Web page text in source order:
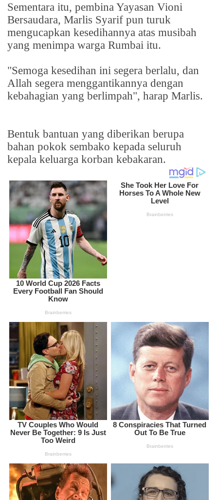
Sementara itu, pembina Yayasan Vioni
Bersaudara, Marlis Syarif pun turuk
mengucapkan kesedihannya atas musibah
yang menimpa warga Rumbai itu.
"Semoga kesedihan ini segera berlalu, dan
Allah segera menggantikannya dengan
kebahagian yang berlimpah", harap Marlis.
Bentuk bantuan yang diberikan berupa
bahan pokok sembako kepada seluruh
kepala keluarga korban kebakaran.